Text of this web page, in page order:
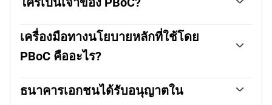
จึงไม่ถือว่าเป็นสถาบันที่มีอิสระ คณะกรรมการพรรค
คอมมิวนิสต์จีน (CCP) ที่ได้รับการเสนอชื่อโดยประธานสภา
แห่งรัฐมีอิทธิพลสำคัญต่อการบริหารจัดการและทิศทางของ
ดำรงตำแหน่งทั้งสองตำแหน่งนี้อยู่
เครื่องมือทางนโยบายหลักที่ใช้โดย
PBoC คืออะไร?
นโยบายการเงินที่หลากหลายกว่าเพื่อบรรลุวัตถุประสงค์
เครื่องมือหลักประกอบด้วยอัตราดอกเบี้ย Reverse Repo Rate
ธนาคารเอกชนได้รับอนุญาตใน